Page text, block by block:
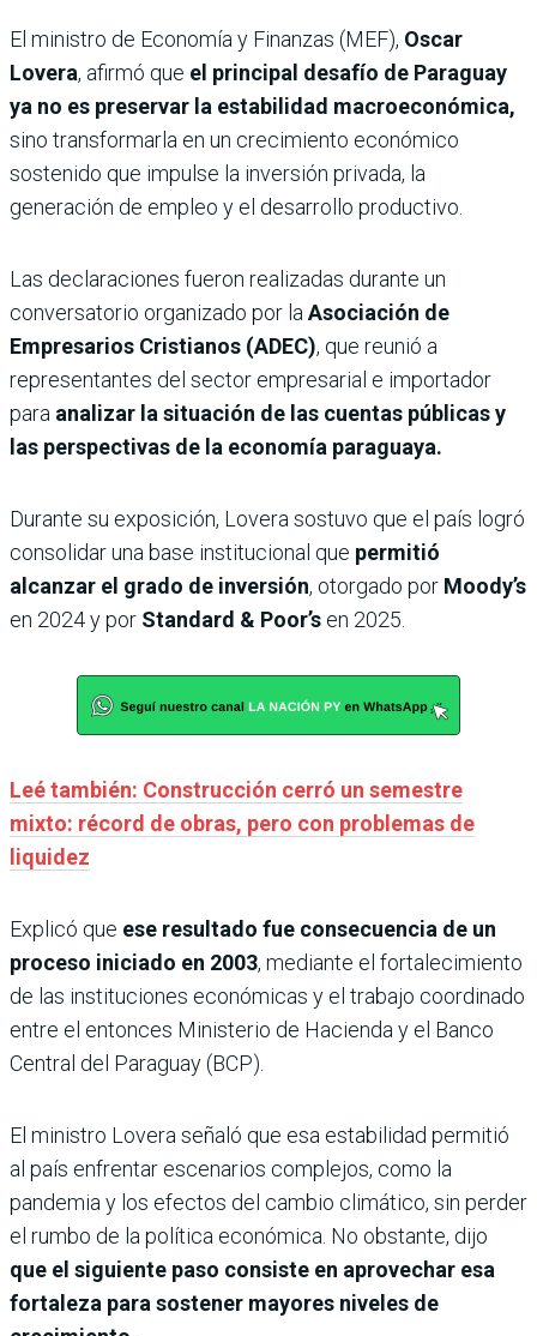
El ministro de Economía y Finanzas (MEF), Oscar
Lovera, afirmó que el principal desafío de Paraguay
ya no es preservar la estabilidad macroeconómica,
sino transformarla en un crecimiento económico
sostenido que impulse la inversión privada, la
generación de empleo y el desarrollo productivo.
Las declaraciones fueron realizadas durante un
conversatorio organizado por la Asociación de
Empresarios Cristianos (ADEC), que reunió a
representantes del sector empresarial e importador
para analizar la situación de las cuentas públicas y
las perspectivas de la economía paraguaya.
Durante su exposición, Lovera sostuvo que el país logró
consolidar una base institucional que permitió
alcanzar el grado de inversión, otorgado por Moody’s
en 2024 y por Standard & Poor’s en 2025.
Leé también: Construcción cerró un semestre
mixto: récord de obras, pero con problemas de
liquidez
Explicó que ese resultado fue consecuencia de un
proceso iniciado en 2003, mediante el fortalecimiento
de las instituciones económicas y el trabajo coordinado
entre el entonces Ministerio de Hacienda y el Banco
Central del Paraguay (BCP).
El ministro Lovera señaló que esa estabilidad permitió
al país enfrentar escenarios complejos, como la
pandemia y los efectos del cambio climático, sin perder
el rumbo de la política económica. No obstante, dijo
que el siguiente paso consiste en aprovechar esa
fortaleza para sostener mayores niveles de